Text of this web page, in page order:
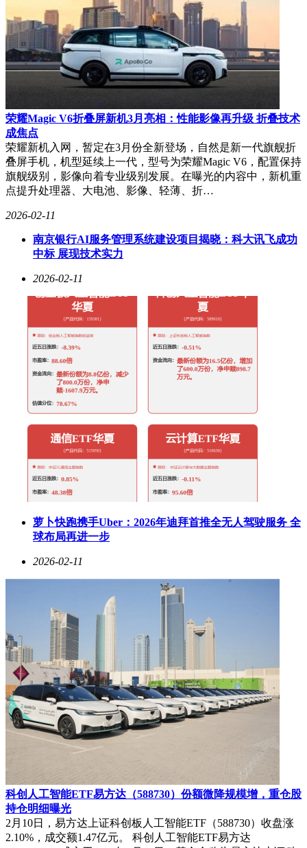
荣耀Magic V6折叠屏新机3月亮相：性能影像再升级 折叠技术
成焦点
荣耀新机入网，暂定在3月份全新登场，自然是新一代旗舰折
叠屏手机，机型延续上一代，型号为荣耀Magic V6，配置保持
旗舰级别，影像向着专业级别发展。在曝光的内容中，新机重
点提升处理器、大电池、影像、轻薄、折…
2026-02-11
南京银行AI服务管理系统建设项目揭晓：科大讯飞成功
中标 展现技术实力
2026-02-11
萝卜快跑携手Uber：2026年迪拜首推全无人驾驶服务 全
球布局再进一步
2026-02-11
科创人工智能ETF易方达（588730）份额微降规模增，重仓股
持仓明细曝光
2月10日，易方达上证科创板人工智能ETF（588730）收盘涨
2.10%，成交额1.47亿元。 科创人工智能ETF易方达